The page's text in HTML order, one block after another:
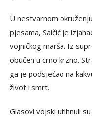
U nestvarnom
pjesama, Saičić je
vojničkog marša. Iz
obučen u crno krzno.
ga je podsjećao na
život i smrt.
Glasovi vojski utihnuli